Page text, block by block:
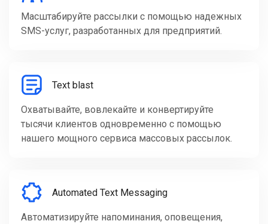
Масштабируйте рассылки с помощью надежных
SMS-услуг, разработанных для предприятий.
Text blast
Охватывайте, вовлекайте и конвертируйте
тысячи клиентов одновременно с помощью
нашего мощного сервиса массовых рассылок.
Automated Text Messaging
Автоматизируйте напоминания, оповещения,